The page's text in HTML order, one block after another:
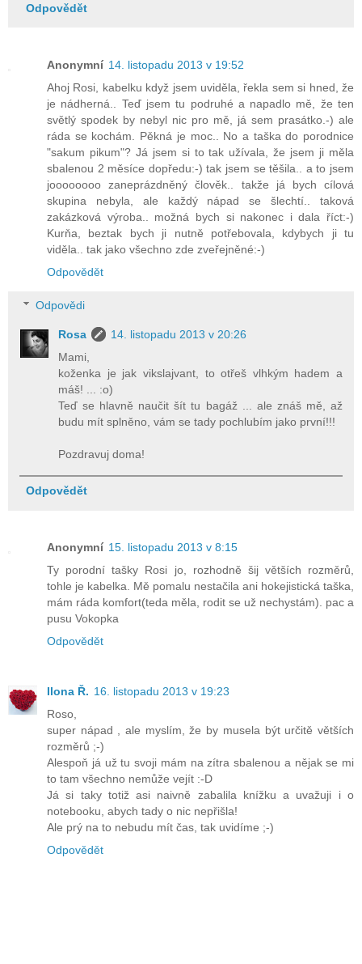
Odpovědět
Anonymní 14. listopadu 2013 v 19:52
Ahoj Rosi, kabelku když jsem uviděla, řekla sem si hned, že
je nádherná.. Teď jsem tu podruhé a napadlo mě, že ten
světlý spodek by nebyl nic pro mě, já sem prasátko.-) ale
ráda se kochám. Pěkná je moc.. No a taška do porodnice
"sakum pikum"? Já jsem si to tak užívala, že jsem ji měla
sbalenou 2 měsíce dopředu:-) tak jsem se těšila.. a to jsem
joooooooo zaneprázdněný člověk.. takže já bych cílová
skupina nebyla, ale každý nápad se šlechtí.. taková
zakázková výroba.. možná bych si nakonec i dala říct:-)
Kurňa, beztak bych ji nutně potřebovala, kdybych ji tu
viděla.. tak jako všechno zde zveřejněné:-)
Odpovědět
Odpovědi
Rosa
14. listopadu 2013 v 20:26
Mami,
koženka je jak vikslajvant, to otřeš vlhkým hadem a
máš! ... :o)
Teď se hlavně naučit šít tu bagáž ... ale znáš mě, až
budu mít splněno, vám se tady pochlubím jako první!!!
Pozdravuj doma!
Odpovědět
Anonymní 15. listopadu 2013 v 8:15
Ty porodní tašky Rosi jo, rozhodně šij větších rozměrů,
tohle je kabelka. Mě pomalu nestačila ani hokejistická taška,
mám ráda komfort(teda měla, rodit se už nechystám). pac a
pusu Vokopka
Odpovědět
Ilona Ř. 16. listopadu 2013 v 19:23
Roso,
super nápad , ale myslím, že by musela být určitě větších
rozměrů ;-)
Alespoň já už tu svoji mám na zítra sbalenou a nějak se mi
to tam všechno nemůže vejít :-D
Já si taky totiž asi naivně zabalila knížku a uvažuji i o
notebooku, abych tady o nic nepřišla!
Ale prý na to nebudu mít čas, tak uvidíme ;-)
Odpovědět